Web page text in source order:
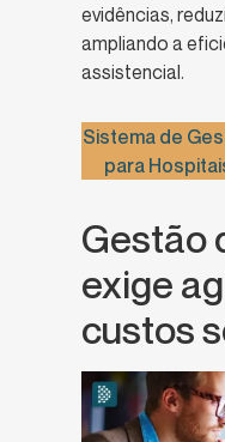
evidências,
ampliando a
assistencial.
Sistema de
para
Gestão
exige
custos